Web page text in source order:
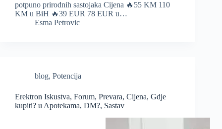
potpuno prirodnih sastojaka Cijena 🔥55 KM 110
KM u BiH 🔥39 EUR 78 EUR u…
Esma Petrovic
blog, Potencija
Erektron Iskustva, Forum, Prevara, Cijena, Gdje
kupiti? u Apotekama, DM?, Sastav